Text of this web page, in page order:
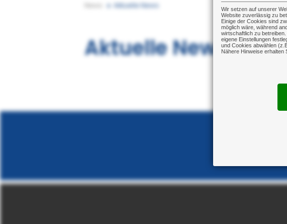
Wir setzen auf unserer
Website zuverlässig zu
Einige der Cookies sind
möglich wäre, während
wirtschaftlich zu
eigene Einstellungen
und Cookies abwählen
Nähere Hinweise erhalten
Aktuelle News
Aktuelle News